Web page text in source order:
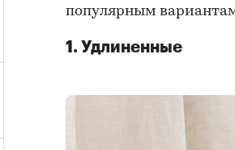
/
популярным
1. Удлиненные